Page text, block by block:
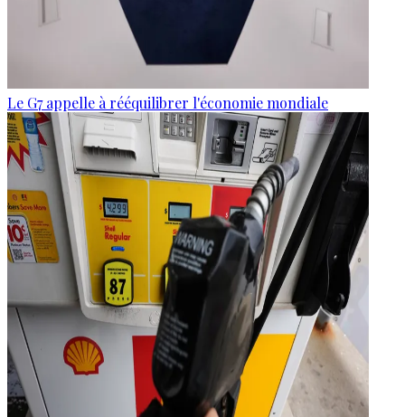
Le G7 appelle à rééquilibrer l'économie mondiale